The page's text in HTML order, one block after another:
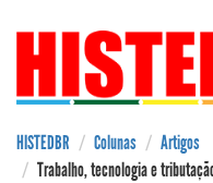
Pular
conteúdo
HISTEDBR Colunas
Artigos
Trabalho, tecnologia e